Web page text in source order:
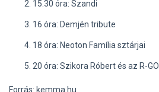
15.30 óra: Szandi
16 óra: Demjén tribute
18 óra: Neoton Família sztárjai
20 óra: Szikora Róbert és az R-GO
Forrás: kemma.hu